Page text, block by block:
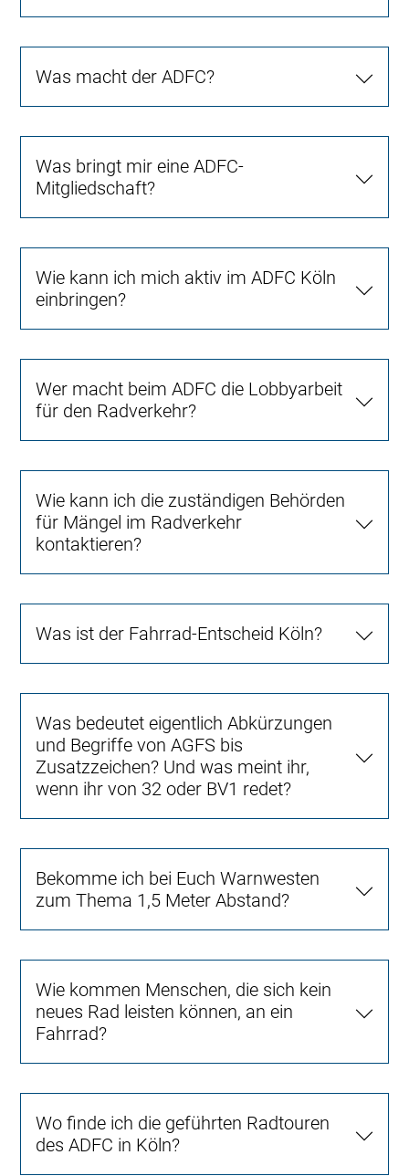
Was macht der ADFC?
Was bringt mir eine ADFC-
Mitgliedschaft?
Wie kann ich mich aktiv im ADFC Köln
einbringen?
Wer macht beim ADFC die Lobbyarbeit
für den Radverkehr?
Wie kann ich die zuständigen Behörden
für Mängel im Radverkehr
kontaktieren?
Was ist der Fahrrad-Entscheid Köln?
Was bedeutet eigentlich Abkürzungen
und Begriffe von AGFS bis
Zusatzzeichen? Und was meint ihr,
wenn ihr von 32 oder BV1 redet?
Bekomme ich bei Euch Warnwesten
zum Thema 1,5 Meter Abstand?
Wie kommen Menschen, die sich kein
neues Rad leisten können, an ein
Fahrrad?
Wo finde ich die geführten Radtouren
des ADFC in Köln?